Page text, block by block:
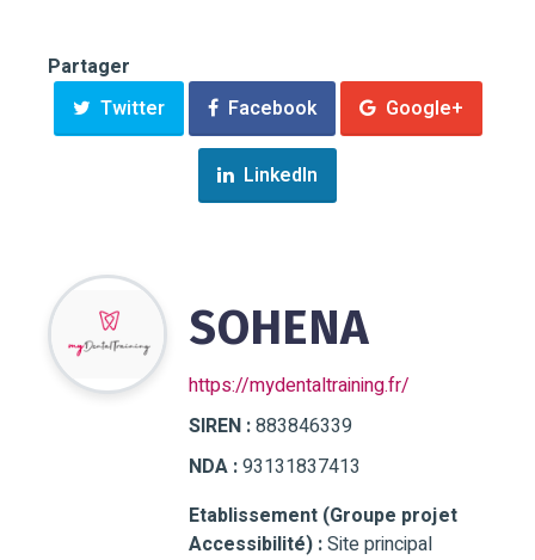
Partager
Twitter
Facebook Google+
LinkedIn
SOHENA
https://mydentaltraining.fr/
SIREN :883846339
NDA :93131837413
Etablissement (Groupe projet
Accessibilité) :Site principal